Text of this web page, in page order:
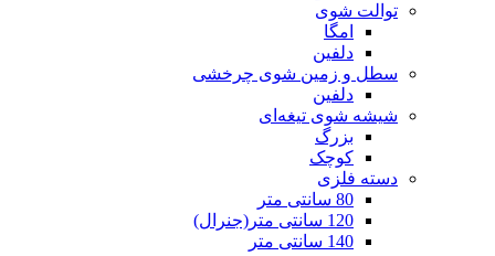
توالت شوی
امگا
دلفین
سطل و زمین شوی چرخشی
دلفین
شیشه شوی تیغه‌ای
بزرگ
کوچک
دسته فلزی
80 سانتی متر
120 سانتی متر(جنرال)
140 سانتی متر